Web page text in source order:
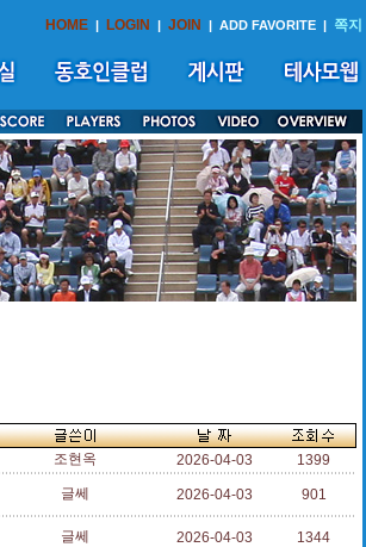
HOME | LOGIN | JOIN | ADD FAVORITE | 쪽지
조현옥 2026-04-03 1399
글쎄 2026-04-03 901
글쎄 2026-04-03 1344